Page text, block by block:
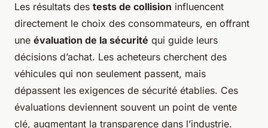
Les résultats des tests de collision influencent
directement le choix des consommateurs, en offrant
une évaluation de la sécurité qui guide leurs
décisions d’achat. Les acheteurs cherchent des
véhicules qui non seulement passent, mais
dépassent les exigences de sécurité établies. Ces
évaluations deviennent souvent un point de vente
clé, augmentant la transparence dans l’industrie.